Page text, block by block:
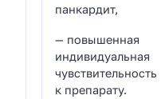
панкардит,
— повышенная
индивидуальная
чувствительность
к препарату.